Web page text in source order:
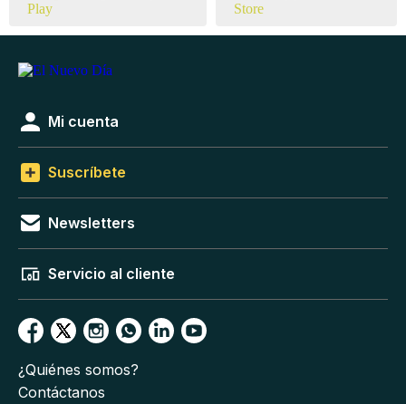
Mi cuenta
Suscríbete
Newsletters
Servicio al cliente
¿Quiénes somos?
Contáctanos